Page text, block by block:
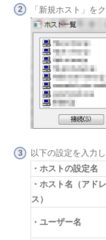
「新規ホスト」を
以下の設定を入力し
・ホストの設定名
・ホスト名（アドレ
ス）
・ユーザー名